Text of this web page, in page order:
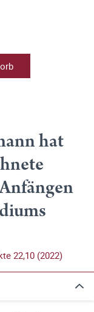
hat
22,10 (2022)